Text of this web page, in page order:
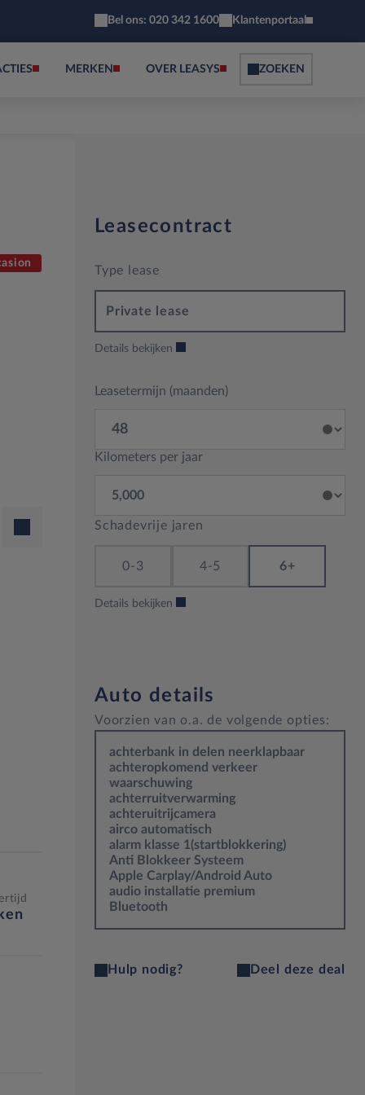
Bel ons: 020 342 1600 Klantenportaal
MERKEN OVER LEASYS ZOEKEN
Leasecontract
Type lease
Private lease
Details bekijken
Leasetermijn (maanden)
Kilometers per jaar
Schadevrije jaren
0-3 4-5 6+
Details bekijken
Auto details
Voorzien van o.a. de volgende opties:
achterbank in delen neerklapbaar
achteropkomend verkeer
waarschuwing
achterruitverwarming
achteruitrijcamera
airco automatisch
alarm klasse 1(startblokkering)
Anti Blokkeer Systeem
Apple Carplay/Android Auto
audio installatie premium
Bluetooth
Hulp nodig? Deel deze deal